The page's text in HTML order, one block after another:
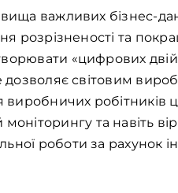
важливих бізнес-
розрізненості та
«цифрових
дозволяє світовим
робітників
та навіть
роботи за рахунок